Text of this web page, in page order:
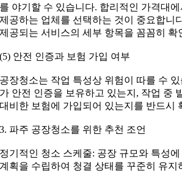
를 야기할 수 있습니다. 합리적인 가격대
제공하는 업체를 선택하는 것이 중요합니
제공되는 서비스의 세부 항목을 꼼꼼히 확
(5) 안전 인증과 보험 가입 여부
공장청소는 작업 특성상 위험이 따를 수 있
가 안전 인증을 보유하고 있는지, 작업 중
대비한 보험에 가입되어 있는지를 반드시
3. 파주 공장청소를 위한 추천 조언
정기적인 청소 스케줄: 공장 규모와 특성
계획을 수립하여 청결 상태를 꾸준히 유지